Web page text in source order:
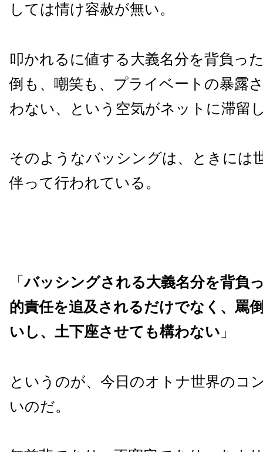
しては情け容赦が無い。
叩かれるに値する大義名分を背負っ
倒も、嘲笑も、プライベートの暴露
わない、という空気がネットに滞留
そのようなバッシングは、ときには
伴って行われている。
「バッシングされる大義名分を背負
的責任を追及されるだけでなく、罵
いし、土下座させても構わない 」
というのが、今日のオトナ世界のコ
いのだ。